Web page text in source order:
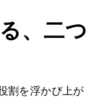
、二つ
割を浮かび上が